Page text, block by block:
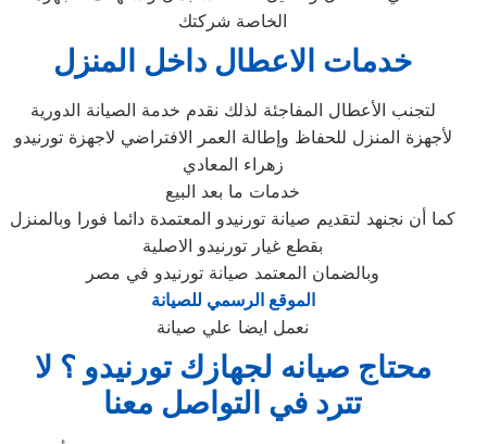
الخاصة شركتك
خدمات الاعطال داخل المنزل
لتجنب الأعطال المفاجئة لذلك نقدم خدمة الصيانة الدورية
لأجهزة المنزل للحفاظ وإطالة العمر الافتراضي لاجهزة تورنيدو
زهراء المعادي
خدمات ما بعد البيع
كما أن نجنهد لتقديم صيانة تورنيدو المعتمدة دائما فورا وبالمنزل
بقطع غيار تورنيدو الاصلية
وبالضمان المعتمد صيانة تورنيدو في مصر
الموقع الرسمي للصيانة
نعمل ايضا علي صيانة
محتاج صيانه لجهازك تورنيدو ؟ لا
تترد في التواصل معنا